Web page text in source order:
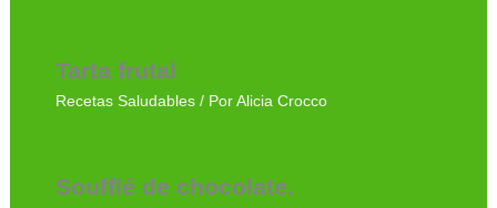
Tarta frutal
Recetas Saludables/ Por Alicia Crocco
Soufflé de chocolate.